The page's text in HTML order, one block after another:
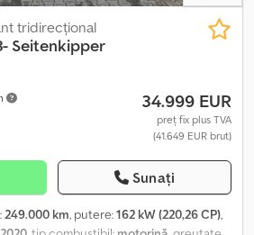
tridirecțional
Seitenkipper
34.999 EUR
preț fix plus TVA
(41.649 EUR brut)
Sunați
249.000 km, putere:162 kW (220,26 CP),